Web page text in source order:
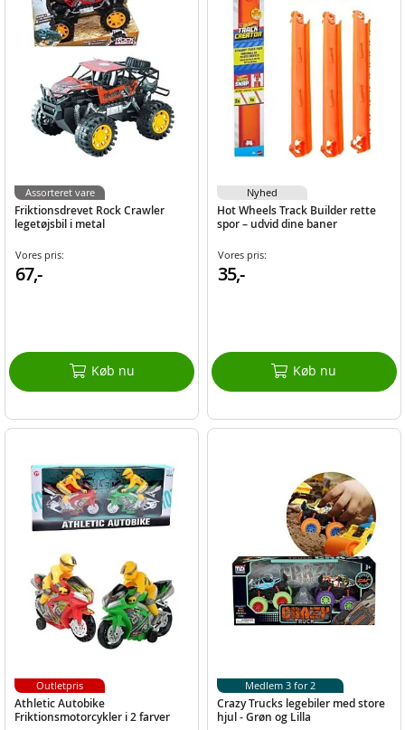
Friktionsdrevet Rock Crawler
legetøjsbil i metal
Vores pris:
67,-
Køb nu
Assorteret vare
Hot Wheels Track Builder rette
spor – udvid dine baner
Vores pris:
35,-
Køb nu
Nyhed
Athletic Autobike
Friktionsmotorcykler i 2 farver
Outletpris
Crazy Trucks legebiler med store
hjul - Grøn og Lilla
Medlem 3 for 2